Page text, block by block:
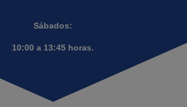
Sábados:
10:00 a 13:45 horas.